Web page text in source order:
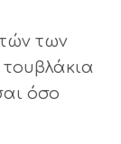
των
όσο